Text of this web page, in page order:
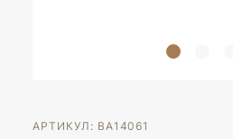
АРТИКУЛ: BA14061